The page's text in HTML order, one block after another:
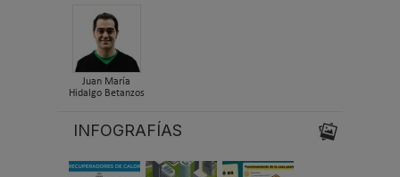
Juan María
Hidalgo Betanzos
INFOGRAFÍAS